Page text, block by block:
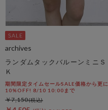
archives
ランダムタックバルーンミニＳ
Ｋ
期間限定タイムセールSALE価格から更に
10%OFF! 8/10 10:00まで
￥7,150